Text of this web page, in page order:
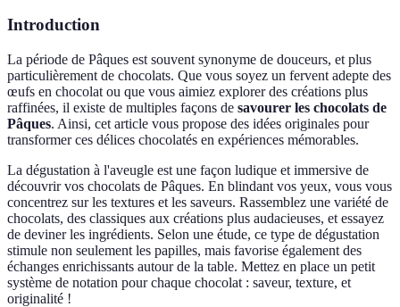
Introduction
La période de Pâques est souvent synonyme de douceurs, et plus
particulièrement de chocolats. Que vous soyez un fervent adepte des
œufs en chocolat ou que vous aimiez explorer des créations plus
raffinées, il existe de multiples façons de savourer les chocolats de
Pâques. Ainsi, cet article vous propose des idées originales pour
transformer ces délices chocolatés en expériences mémorables.
La dégustation à l'aveugle est une façon ludique et immersive de
découvrir vos chocolats de Pâques. En blindant vos yeux, vous vous
concentrez sur les textures et les saveurs. Rassemblez une variété de
chocolats, des classiques aux créations plus audacieuses, et essayez
de deviner les ingrédients. Selon une étude, ce type de dégustation
stimule non seulement les papilles, mais favorise également des
échanges enrichissants autour de la table. Mettez en place un petit
système de notation pour chaque chocolat : saveur, texture, et
originalité !